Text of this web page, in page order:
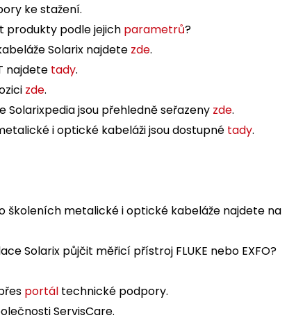
ke stažení.
produkty podle jejich parametrů?
Solarix najdete zde.
najdete tady.
zde.
jsou přehledně seřazeny zde.
i optické kabeláži jsou dostupné tady.
metalické i optické kabeláže najdete na
Solarix půjčit měřicí přístroj FLUKE nebo EXFO?
portál technické podpory.
ServisCare.